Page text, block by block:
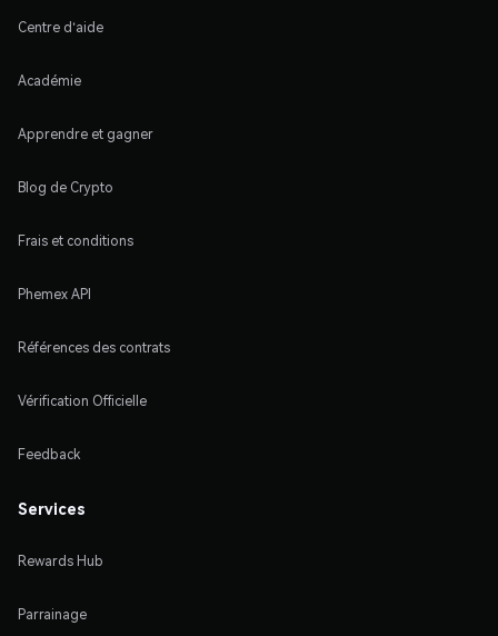
Centre d'aide
Académie
Apprendre et gagner
Blog de Crypto
Frais et conditions
Phemex API
Références des contrats
Vérification Officielle
Feedback
Services
Rewards Hub
Parrainage